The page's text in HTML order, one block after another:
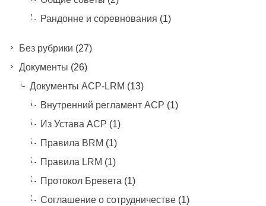
Рандонне и соревнования (1)
Без рубрики (27)
Документы (26)
Документы ACP-LRM (13)
Внутренний регламент АСР (1)
Из Устава АСР (1)
Правила BRM (1)
Правила LRM (1)
Протокол Бревета(1)
Соглашение о сотрудничестве(1)